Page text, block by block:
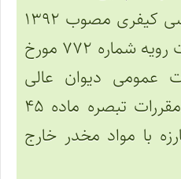
قانون آیین دادرسی کیفری مصوب ۱۳۹۲
مطابق رأی وحدت رویه شماره ۷۷۲ مورخ
هیأت عمومی دیوان عالی
کشور از شمول مقررات تبصره ماده ۴۵
با مواد مخدر خارج